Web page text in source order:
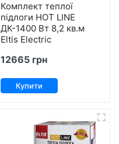
Комплект теплої
підлоги HOT LINE
ДК-1400 Вт 8,2 кв.м
Eltis Electric
12665 грн
Купити